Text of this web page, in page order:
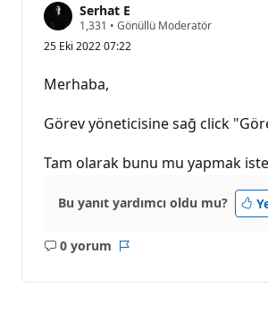
Serhat E
1,331 S
y
ı
k
u
a
• Gönüllü Moderatör
25 Eki 2022 07:22
Merhaba,
Görev yöneticisine sağ click
Tam olarak bunu mu yapmak
Bu yanıt yardımcı oldu mu?
0 yorum
Açıklama